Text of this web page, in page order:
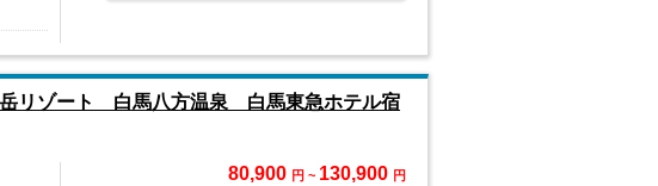
リゾート 白馬八方温泉 白馬東急ホテル宿
80,900 円 ~ 130,900 円